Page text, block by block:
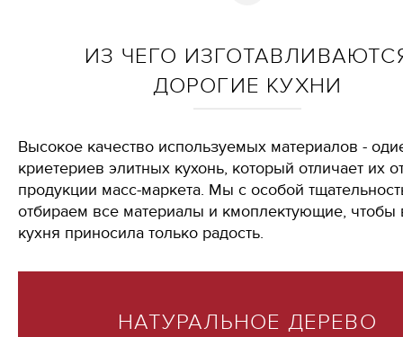
ИЗ ЧЕГО
ДОРОГИЕ КУХНИ
Высокое качество используемых материалов -
криетериев элитных кухонь, который отличает их
продукции масс-маркета. Мы с особой
отбираем все материалы и кмоплектующие, чтобы
кухня приносила только радость.
НАТУРАЛЬНОЕ ДЕРЕВО